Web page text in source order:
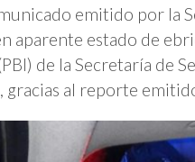
emitido por la
aparente estado de
de la Secretaría de
gracias al reporte